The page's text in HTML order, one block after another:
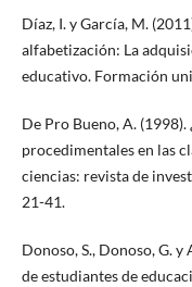
Díaz, I. y García, M.
alfabetización: La
educativo. Formación
De Pro Bueno, A.
procedimentales en las
ciencias: revista de
21-41.
Donoso, S., Donoso, G.
de estudiantes de